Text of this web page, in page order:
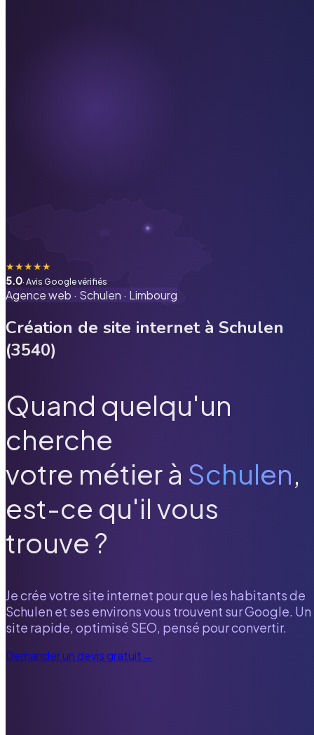
★★★★★
5.0· Avis Google vérifiés
Agence web · Schulen · Limbourg
Création de site internet à Schulen
(3540)
Quand quelqu'un
cherche
votre métier à Schulen,
est-ce qu'il vous
trouve ?
Je crée votre site internet pour que les habitants de
Schulen et ses environs vous trouvent sur Google. Un
site rapide, optimisé SEO, pensé pour convertir.
Demander un devis gratuit→